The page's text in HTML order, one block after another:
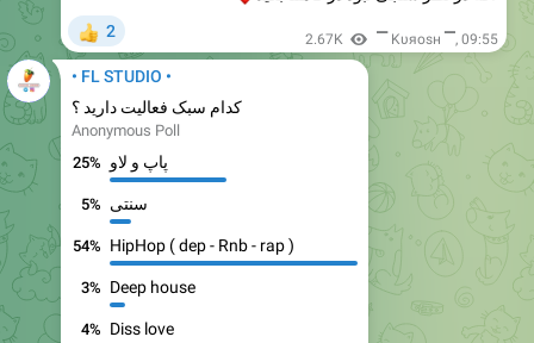
2 2.67K ▔ Kυяosн ▔ , 09:55
• FL STUDIO •
کدام سبک فعالیت دارید ؟
Anonymous Poll
25% پاپ و لاو
5% سنتی
54% HipHop ( dep - Rnb - rap )
3% Deep house
4% Diss love